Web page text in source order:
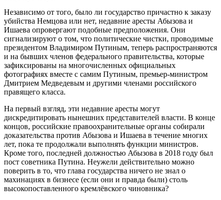
Независимо от того, было ли государство причастно к заказу
убийства Немцова или нет, недавние аресты Абызова и
Ишаева опровергают подобные предположения. Они
сигнализируют о том, что политические чистки, проводимые
президентом Владимиром Путиным, теперь распространяются
и на бывших членов федерального правительства, которые
зафиксированы на многочисленных официальных
фотографиях вместе с самим Путиным, премьер-министром
Дмитрием Медведевым и другими членами российского
правящего класса.
На первый взгляд, эти недавние аресты могут
дискредитировать нынешних представителей власти. В конце
концов, российские правоохранительные органы собирали
доказательства против Абызова и Ишаева в течение многих
лет, пока те продолжали выполнять функции министров.
Кроме того, последней должностью Абызова в 2018 году был
пост советника Путина. Неужели действительно можно
поверить в то, что глава государства ничего не знал о
махинациях в бизнесе (если они и правда были) столь
высокопоставленного кремлёвского чиновника?